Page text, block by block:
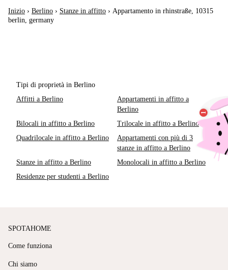
Inizio › Berlino › Stanze in affitto › Appartamento in rhinstraße, 10315
berlin, germany
Tipi di proprietà in Berlino
Affitti a Berlino
Appartamenti in affitto a
Berlino
Bilocali in affitto a Berlino
Trilocale in affitto a Berlino
Quadrilocale in affitto a Berlino
Appartamenti con più di 3
stanze in affitto a Berlino
Stanze in affitto a Berlino
Monolocali in affitto a Berlino
Residenze per studenti a Berlino
SPOTAHOME
Come funziona
Chi siamo